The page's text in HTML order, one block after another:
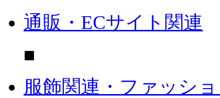
通販・ECサイト関連
■
服飾関連・ファッシ